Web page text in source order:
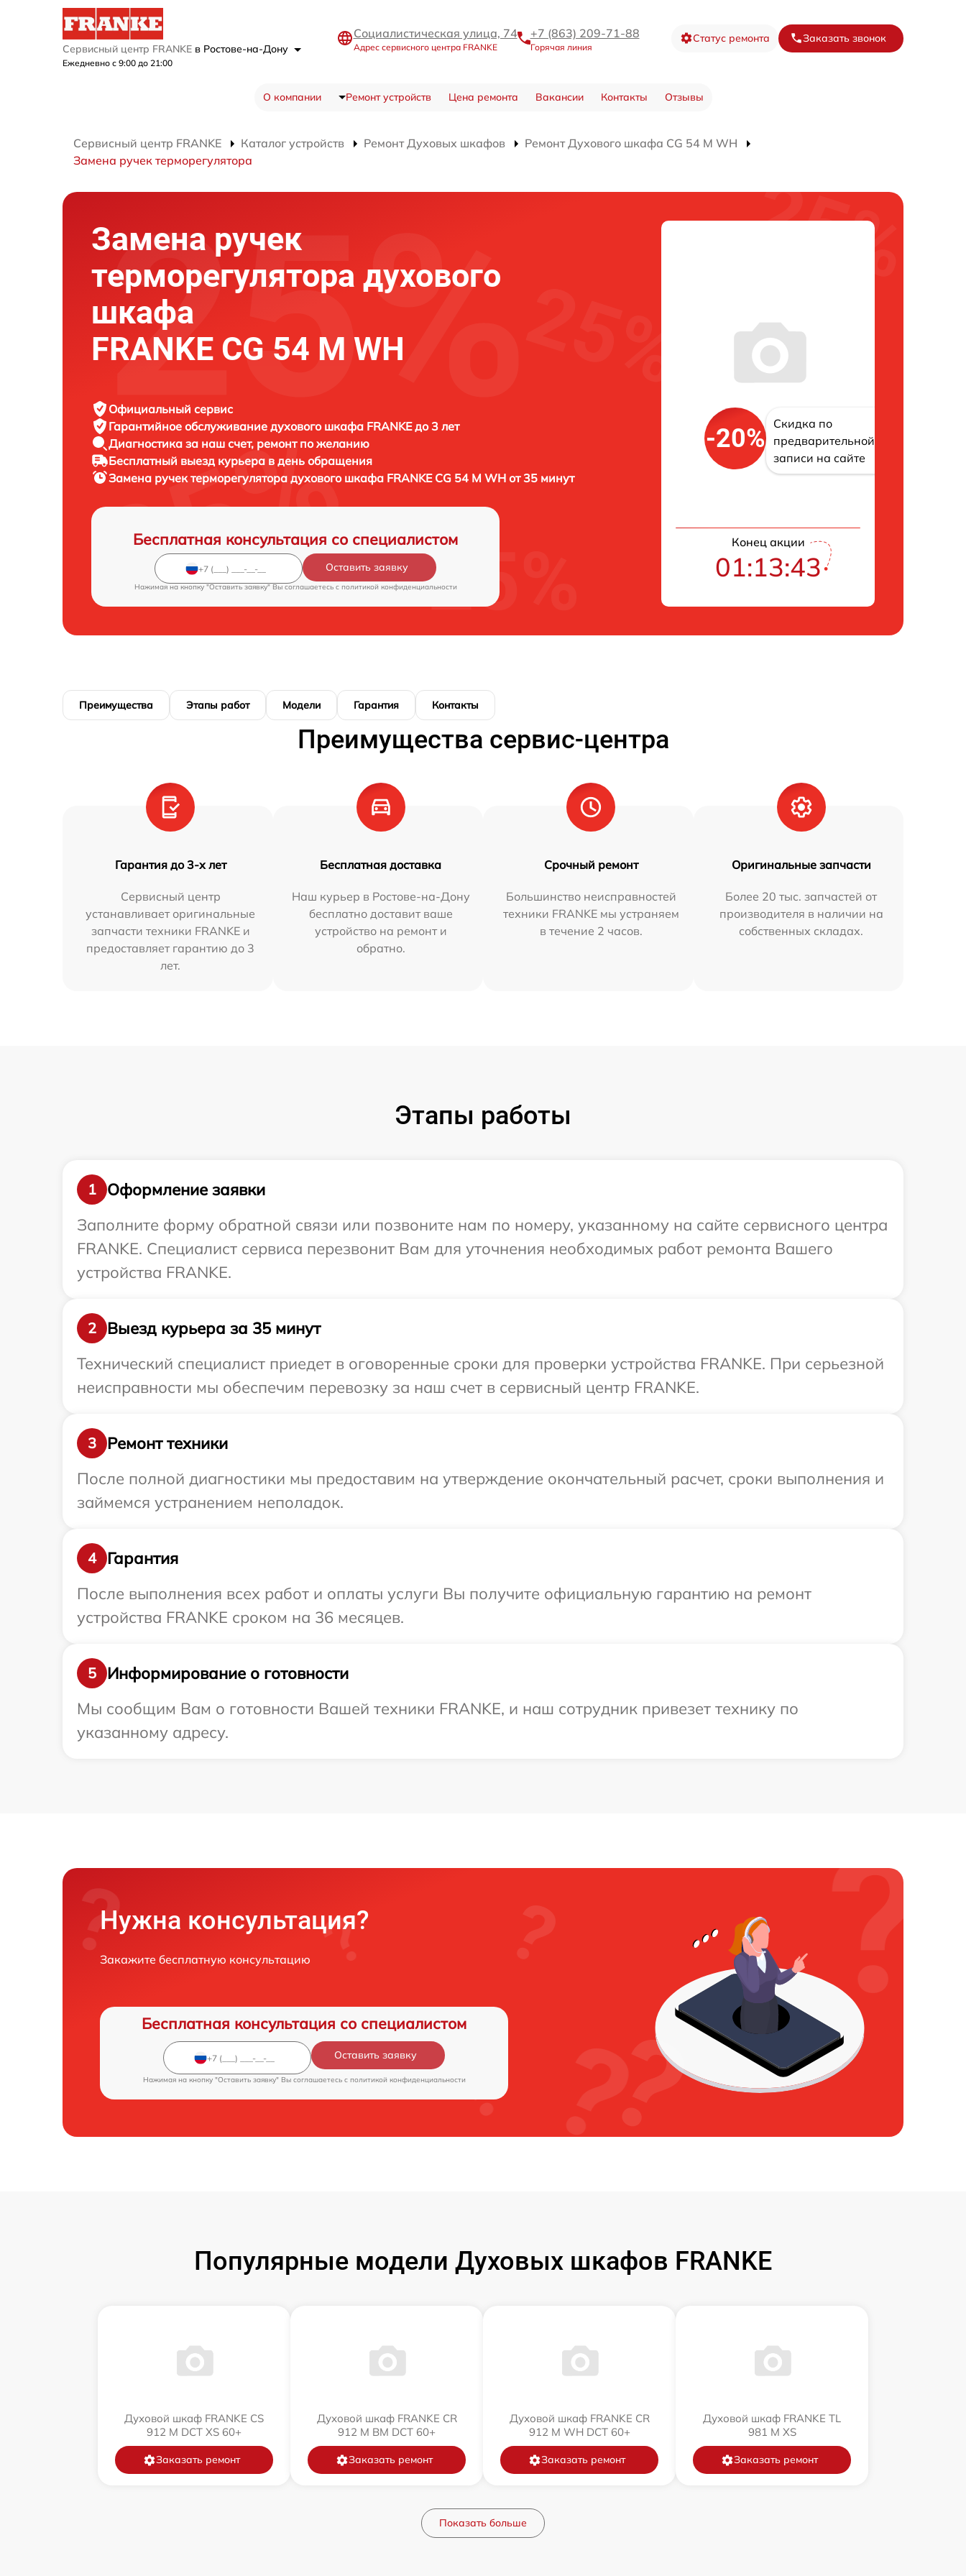
Сервисный центр FRANKE в Ростове-на-Дону
Ежедневно с 9:00 до 21:00
Социалистическая улица, 74
Адрес сервисного центра FRANKE
+7 (863) 209-71-88
Горячая линия
Статус ремонта Заказать звонок
О компании Ремонт устройств Цена ремонта Вакансии Контакты Отзывы
Сервисный центр FRANKE Каталог устройств Ремонт Духовых шкафов
Ремонт Духового шкафа CG 54 M WH
Замена ручек терморегулятора
Замена ручек
терморегулятора духового
шкафа
FRANKE CG 54 M WH
Официальный сервис
Гарантийное обслуживание духового шкафа FRANKE до 3 лет
Диагностика за наш счет, ремонт по желанию
Бесплатный выезд курьера в день обращения
Замена ручек терморегулятора духового шкафа FRANKE CG 54 M WH от 35 минут
Бесплатная консультация со специалистом
Оставить заявку
Нажимая на кнопку "Оставить заявку" Вы соглашаетесь c политикой конфиденциальности
-20%
Скидка по
предварительной
записи на сайте
Конец акции
01:13:42
Преимущества Этапы работ Модели Гарантия Контакты
Преимущества сервис-центра
Гарантия до 3-х лет
Сервисный центр
устанавливает оригинальные
запчасти техники FRANKE и
предоставляет гарантию до 3
лет.
Бесплатная доставка
Наш курьер в Ростове-на-Дону
бесплатно доставит ваше
устройство на ремонт и
обратно.
Срочный ремонт
Большинство неисправностей
техники FRANKE мы устраняем
в течение 2 часов.
Оригинальные запчасти
Более 20 тыс. запчастей от
производителя в наличии на
собственных складах.
Этапы работы
1
Оформление заявки
Заполните форму обратной связи или позвоните нам по номеру, указанному на сайте сервисного центра
FRANKE. Специалист сервиса перезвонит Вам для уточнения необходимых работ ремонта Вашего
устройства FRANKE.
2
Выезд курьера за 35 минут
Технический специалист приедет в оговоренные сроки для проверки устройства FRANKE. При серьезной
неисправности мы обеспечим перевозку за наш счет в сервисный центр FRANKE.
3
Ремонт техники
После полной диагностики мы предоставим на утверждение окончательный расчет, сроки выполнения и
займемся устранением неполадок.
4
Гарантия
После выполнения всех работ и оплаты услуги Вы получите официальную гарантию на ремонт
устройства FRANKE сроком на 36 месяцев.
5
Информирование о готовности
Мы сообщим Вам о готовности Вашей техники FRANKE, и наш сотрудник привезет технику по
указанному адресу.
Нужна консультация?
Закажите бесплатную консультацию
Бесплатная консультация со специалистом
Оставить заявку
Нажимая на кнопку "Оставить заявку" Вы соглашаетесь c политикой конфиденциальности
Популярные модели Духовых шкафов FRANKE
Духовой шкаф FRANKE CS
912 M DCT XS 60+
Заказать ремонт
Духовой шкаф FRANKE CR
912 M BM DCT 60+
Заказать ремонт
Духовой шкаф FRANKE CR
912 M WH DCT 60+
Заказать ремонт
Духовой шкаф FRANKE TL
981 M XS
Заказать ремонт
Показать больше